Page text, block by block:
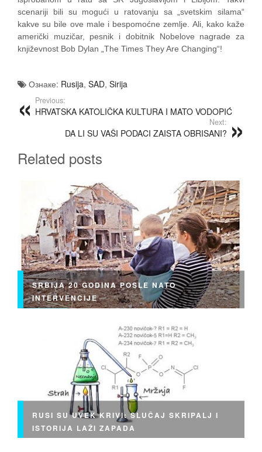
scenariji bili su mogući u ratovanju sa „svetskim silama“
kakve su bile ove male i bespomoćne zemlje. Ali, kako kaže
američki muzičar, pesnik i dobitnik Nobelove nagrade za
književnost Bob Dylan „The Times They Are Changing“!
Ознаке: Rusija, SAD, Sirija
Previous:
HRVATSKA KATOLIČKA KULTURA I MATO VODOPIĆ
Next:
DA LI SU VAŠI PODACI ZAISTA OBRISANI?
Related posts
SRBIJA 20 GODINA POSLE NATO
INTERVENCIJE
RUSI SU UVEK KRIVI: SLUČAJ SKRIPALJ I
ISTORIJA LAŽI ZAPADA